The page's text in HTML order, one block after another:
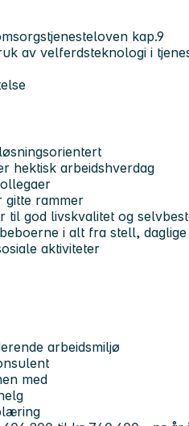
kap.9
av velferdsteknologi i
hektisk arbeidshverdag
gitte rammer
god livskvalitet og
i alt fra stell,
aktiviteter
arbeidsmiljø
med